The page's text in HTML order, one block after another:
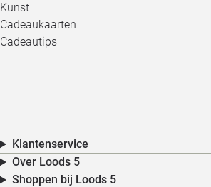
Kunst
Cadeaukaarten
Cadeautips
Klantenservice
Over Loods 5
Shoppen bij Loods 5